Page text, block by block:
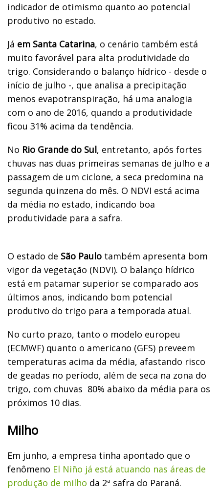
indicador de otimismo quanto ao potencial
produtivo no estado.
Já em Santa Catarina, o cenário também está
muito favorável para alta produtividade do
trigo. Considerando o balanço hídrico - desde o
início de julho -, que analisa a precipitação
menos evapotranspiração, há uma analogia
com o ano de 2016, quando a produtividade
ficou 31% acima da tendência.
No Rio Grande do Sul, entretanto, após fortes
chuvas nas duas primeiras semanas de julho e a
passagem de um ciclone, a seca predomina na
segunda quinzena do mês. O NDVI está acima
da média no estado, indicando boa
produtividade para a safra.
O estado de São Paulo também apresenta bom
vigor da vegetação (NDVI). O balanço hídrico
está em patamar superior se comparado aos
últimos anos, indicando bom potencial
produtivo do trigo para a temporada atual.
No curto prazo, tanto o modelo europeu
(ECMWF) quanto o americano (GFS) preveem
temperaturas acima da média, afastando risco
de geadas no período, além de seca na zona do
trigo, com chuvas 80% abaixo da média para os
próximos 10 dias.
Milho
Em junho, a empresa tinha apontado que o
fenômeno El Niño já está atuando nas áreas de
produção de milho da 2ª safra do Paraná.